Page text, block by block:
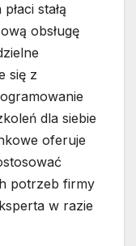
stałą
obsługę
się z
dla siebie
oferuje
potrzeb firmy
w razie